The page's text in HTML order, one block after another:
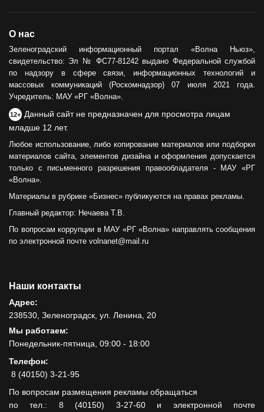
О нас
Зеленоградский информационный портал «Волна Ньюз»,
свидетельство: Эл № ФС77-81242 выдано Федеральной службой
по надзору в сфере связи, информационных технологий и
массовых коммуникаций (Роскомнадзор) 07 июля 2021 года.
Учредитель: МАУ «РГ «Волна».
12+ Данный сайт не предназначен для просмотра лицам
младше 12 лет.
Любое использование, либо копирование материалов или подборки
материалов сайта, элементов дизайна и оформления допускается
только с письменного разрешения правообладателя - МАУ «РГ
«Волна».
Материалы в рубрике «Бизнес» публикуются на правах рекламы.
Главный редактор: Нечаева Т.В.
По вопросам коррупции в МАУ «РГ «Волна» направлять сообщения
по электронной почте volnanet@mail.ru
Наши контакты
Адрес:
238530, Зеленоградск, ул. Ленина, 20
Мы работаем:
Понедельник-пятница, 09:00 - 18:00
Телефон:
8 (40150) 3-21-95
По вопросам размещения рекламы обращаться
по тел.: 8 (40150) 3-27-60 и электронной почте